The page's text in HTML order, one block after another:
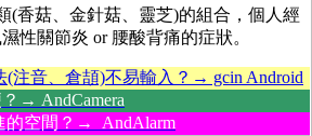
(香菇、金針菇、靈芝)的組合，個人經
性關節炎 or 腰酸背痛的症狀。
(注音、倉頡)不易輸入？→ gcin Android
→ AndCamera
的空間？→ AndAlarm